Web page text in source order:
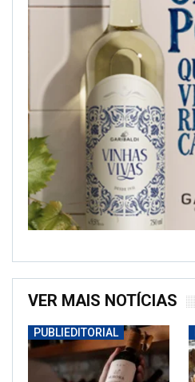
VER MAIS NOTÍCIAS
PUBLIEDITORIAL